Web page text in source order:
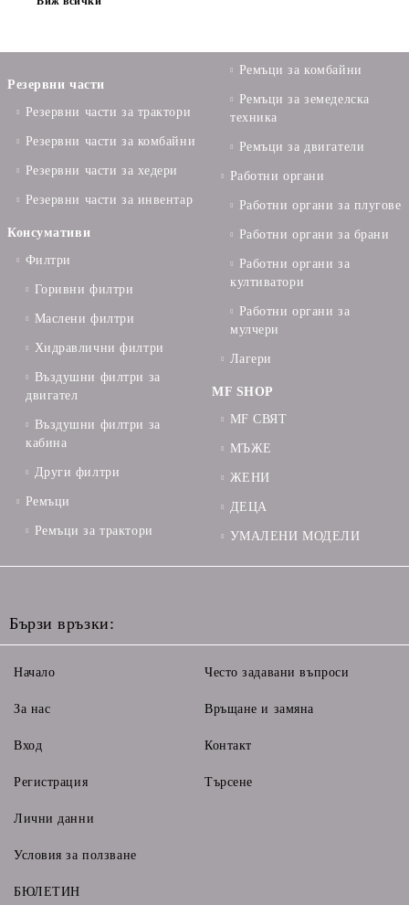
Резервни части
Резервни части за трактори
Резервни части за комбайни
Резервни части за хедери
Резервни части за инвентар
Консумативи
Филтри
Горивни филтри
Маслени филтри
Хидравлични филтри
Въздушни филтри за
двигател
Въздушни филтри за
кабина
Други филтри
Ремъци
Ремъци за трактори
Ремъци за комбайни
Ремъци за земеделска
техника
Ремъци за двигатели
Работни органи
Работни органи за плугове
Работни органи за брани
Работни органи за
култиватори
Работни органи за
мулчери
Лагери
MF SHOP
MF СВЯТ
МЪЖЕ
ЖЕНИ
ДЕЦА
УМАЛЕНИ МОДЕЛИ
Бързи връзки:
Начало
За нас
Вход
Регистрация
Често задавани въпроси
Връщане и замяна
Контакт
Търсене
Лични данни
Условия за ползване
БЮЛЕТИН